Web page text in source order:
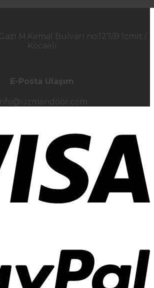
M.Kemal Bulvarı no:127/B İzmit /
Kocaeli
E-Posta Ulaşım